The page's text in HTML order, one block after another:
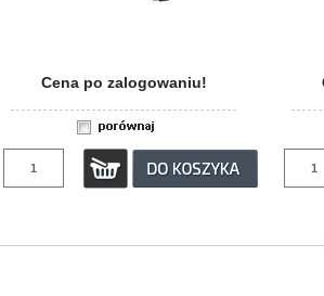
Cena po zalogowaniu!